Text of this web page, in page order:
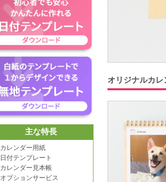
主な特長
カレンダー用紙
日付テンプレート
カレンダー見本帳
オプションサービス
オリジナルカ